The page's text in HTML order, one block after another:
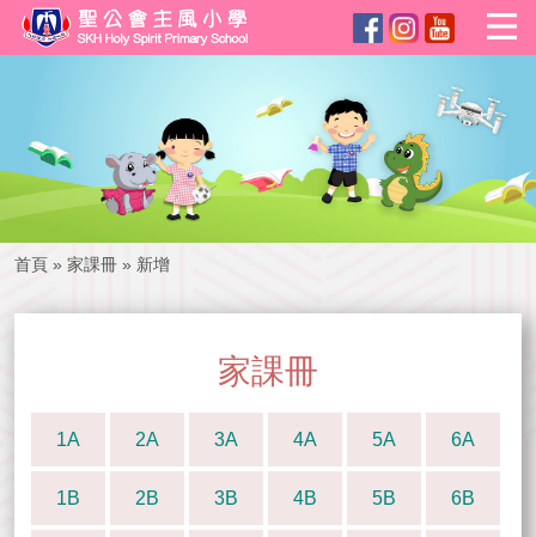
首頁 » 家課冊 » 新增
家課冊
1A 2A 3A 4A 5A 6A
1B 2B 3B 4B 5B 6B